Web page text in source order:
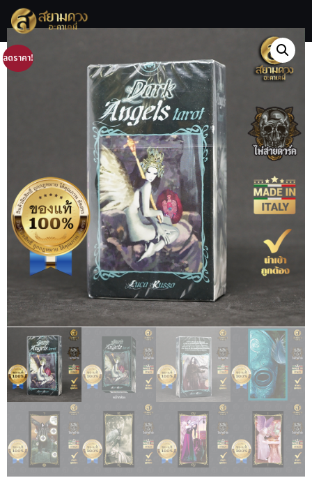
ลดราคา!